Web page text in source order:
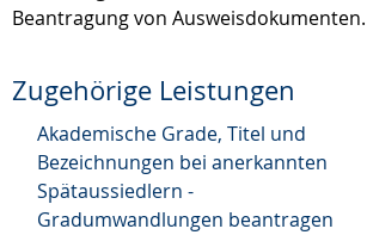
Beantragung von Ausweisdokumenten.
Zugehörige Leistungen
Akademische Grade, Titel und
Bezeichnungen bei anerkannten
Spätaussiedlern -
Gradumwandlungen beantragen